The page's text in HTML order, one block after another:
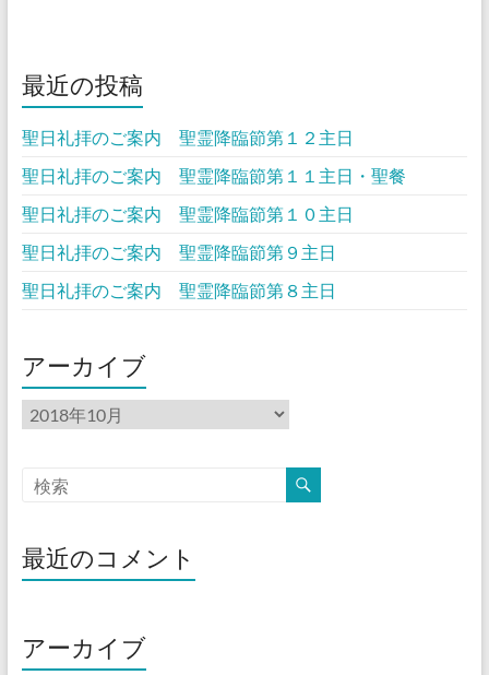
最近の投稿
聖日礼拝のご案内 聖霊降臨節第１２主日
聖日礼拝のご案内 聖霊降臨節第１１主日・聖餐
聖日礼拝のご案内 聖霊降臨節第１０主日
聖日礼拝のご案内 聖霊降臨節第９主日
聖日礼拝のご案内 聖霊降臨節第８主日
アーカイブ
ア
ー
イ
ブ
最近のコメント
アーカイブ